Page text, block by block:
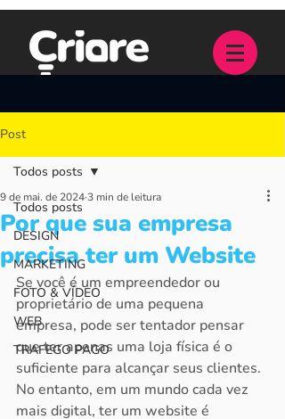
Post
Todos posts
DESIGN
MARKETING
FOTO & VÍDEO
WEB
TRAFEGO PAGO
Todos posts
Por que sua empresa
precisa ter um Website
9 de mai. de 20243 min de leitura
Se você é um empreendedor ou
proprietário de uma pequena
empresa, pode ser tentador pensar
que ter apenas uma loja física é o
suficiente para alcançar seus clientes.
No entanto, em um mundo cada vez
mais digital, ter um website é